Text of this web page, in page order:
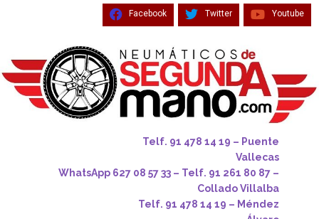
Facebook Twitter Youtube
Telf. 91 478 14 19 – Puente
Vallecas
WhatsApp 627 08 57 33 – Telf. 91 261 80 87 –
Collado Villalba
Telf. 91 478 14 19 – Méndez